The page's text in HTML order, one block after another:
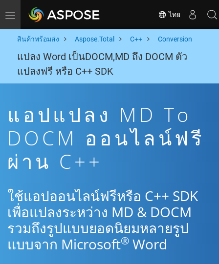
Toggle navigation ไทย
สินค้าพร้อมส่ง Aspose.Total C++ Conversion
แปลง Word เป็นDOCM,MD ถึง DOCM ตัว
แปลงฟรี หรือ C++ SDK
แอปแปลง MD To
DOCM ออนไลน์ฟรี
ผ่าน C++
ใช้แอปออนไลน์ฟรีหรือ C++ SDK
เพื่อแปลงระหว่าง MD & DOCM
รวมถึงรูปแบบยอดนิยมหลายรูป
แบบจาก Microsoft® Word